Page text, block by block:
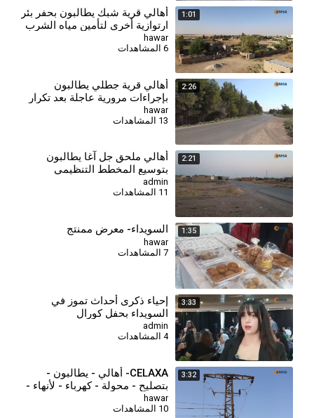
1:01
أهالي قرية شبك يطالبون بحفر بئر
ارتوازية أخرى لتأمين مياه الشرب
hawar
6 المشاهدات
2:26
أهالي قرية جطلي يطالبون
بإجراءات مرورية عاجلة بعد تكرار
الحوادث
hawar
2:21
⁣أهالي ملحق جل آغا يطالبون
بتوسيع المخطط التنظيمي
للحصول على الخدمات الأساسية
admin
11 المشاهدات
1:35 السويداء- معرض ممنتج
hawar
7 المشاهدات
3:33
⁣إحياء ذكرى أحداث تموز في
السويداء بحفل كورال
admin
4 المشاهدات
3:32
CELAXA- أهالي - يطالبون -
بتصليح - محولة - كهرباء - لأنهاء -
معاناتهم - من انقطاع - تيار -
الكهرباء
hawar
10 المشاهدات